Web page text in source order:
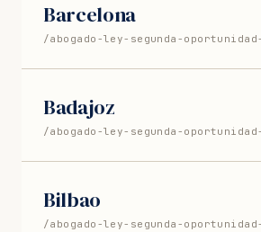
Barcelona
/abogado-ley-segunda-
Badajoz
/abogado-ley-segunda-
Bilbao
/abogado-ley-segunda-